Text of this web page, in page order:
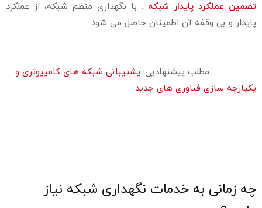
تضمین عملکرد پایدار شبکه : با نگهداری منظم شبکه، از عملکرد
پایدار و بی‌ وقفه آن اطمینان حاصل می‌ شود.
مطلب پیشنهادیی: پشتیبانی شبکه‌ های کامپیوتری و
یکپارچه‌ سازی فناوری‌ های جدید
چه زمانی به خدمات نگهداری شبکه نیاز